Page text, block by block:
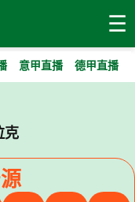
☰
意甲直播 德甲直播
克